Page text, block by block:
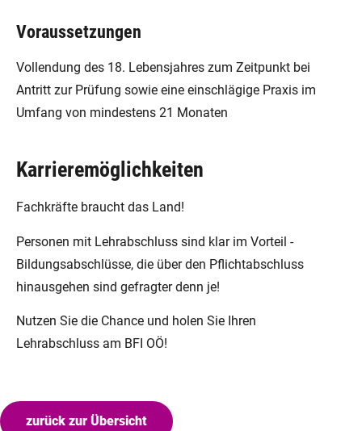
Voraussetzungen
Vollendung des 18. Lebensjahres zum Zeitpunkt bei
Antritt zur Prüfung sowie eine einschlägige Praxis im
Umfang von mindestens 21 Monaten
Karrieremöglichkeiten
Fachkräfte braucht das Land!
Personen mit Lehrabschluss sind klar im Vorteil -
Bildungsabschlüsse, die über den Pflichtabschluss
hinausgehen sind gefragter denn je!
Nutzen Sie die Chance und holen Sie Ihren
Lehrabschluss am BFI OÖ!
zurück zur Übersicht